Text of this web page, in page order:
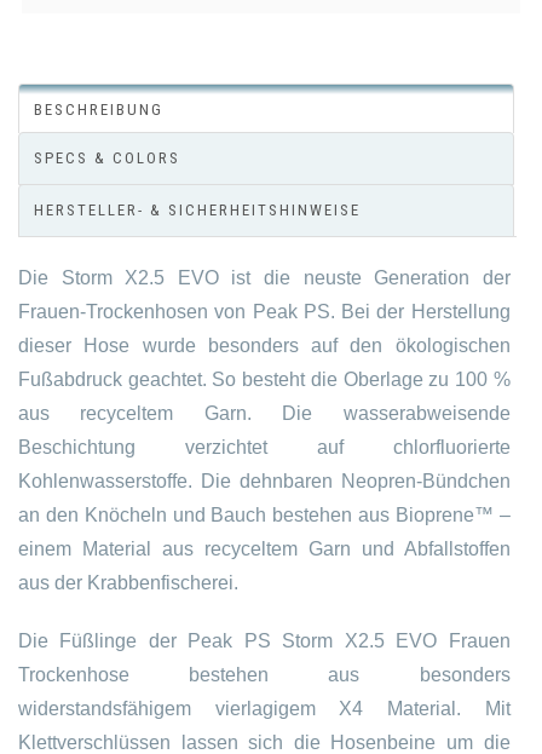
BESCHREIBUNG
SPECS & COLORS
HERSTELLER- & SICHERHEITSHINWEISE
Die Storm X2.5 EVO ist die neuste Generation der
Frauen-Trockenhosen von Peak PS. Bei der Herstellung
dieser Hose wurde besonders auf den ökologischen
Fußabdruck geachtet. So besteht die Oberlage zu 100 %
aus recyceltem Garn. Die wasserabweisende
Beschichtung verzichtet auf chlorfluorierte
Kohlenwasserstoffe. Die dehnbaren Neopren-Bündchen
an den Knöcheln und Bauch bestehen aus Bioprene™ –
einem Material aus recyceltem Garn und Abfallstoffen
aus der Krabbenfischerei.
Die Füßlinge der Peak PS Storm X2.5 EVO Frauen
Trockenhose bestehen aus besonders
widerstandsfähigem vierlagigem X4 Material. Mit
Klettverschlüssen lassen sich die Hosenbeine um die